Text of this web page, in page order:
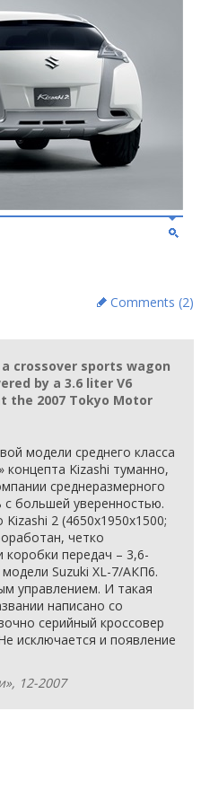
Comments (2)
crossover sports wagon
by a 3.6 liter V6
the 2007 Tokyo Motor
модели среднего класса
концепта Kizashi туманно,
среднеразмерного
большей уверенностью.
2 (4650x1950x1500;
четко
коробки передач – 3,6-
Suzuki XL-7/АКП6.
управлением. И такая
написано со
серийный кроссовер
исключается и появление
12-2007